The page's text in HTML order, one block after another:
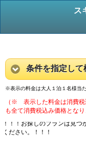
ス
条件を指定して
※表示の料金は大人１泊１名様当
（※ 表示した料金は消費税
も全て消費税込み価格となり
！！！お探しのプランは見
ください。！！！